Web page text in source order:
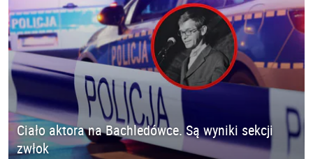
Ciało aktora na Bachledówce. Są wyniki sekcji
zwłok